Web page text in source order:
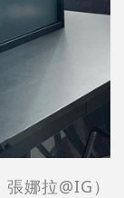
張娜拉@IG）